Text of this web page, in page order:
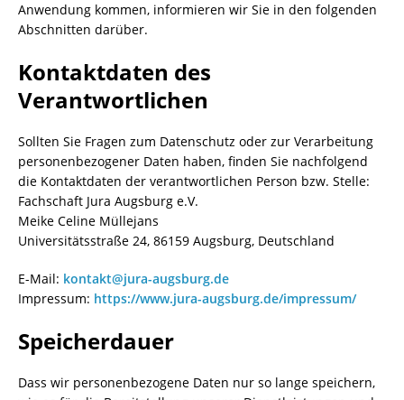
Anwendung kommen, informieren wir Sie in den folgenden
Abschnitten darüber.
Kontaktdaten des
Verantwortlichen
Sollten Sie Fragen zum Datenschutz oder zur Verarbeitung
personenbezogener Daten haben, finden Sie nachfolgend
die Kontaktdaten der verantwortlichen Person bzw. Stelle:
Fachschaft Jura Augsburg e.V.
Meike Celine Müllejans
Universitätsstraße 24, 86159 Augsburg, Deutschland
E-Mail: kontakt@jura-augsburg.de
Impressum: https://www.jura-augsburg.de/impressum/
Speicherdauer
Dass wir personenbezogene Daten nur so lange speichern,